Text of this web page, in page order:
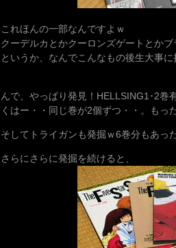
これほんの一部なんですよｗ
クーデルカとかクーロンズゲートとか
というか、なんでこんなもの後生大事
んで、やっぱり発見！HELLSING1･2巻
くはー・・同じ巻が2個ずつ・・。もっ
そしてトライガンも発掘ｗ6巻分もあっ
さらにさらに発掘を続けると、